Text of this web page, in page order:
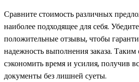
Сравните стоимость различных
наиболее подходящее для себя.
положительные отзывы, чтобы
надежность выполнения заказа.
сэкономить время и усилия, получив
документы без лишней суеты.